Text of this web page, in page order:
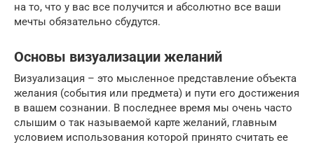
на то, что у вас все получится и абсолютно все ваши
мечты обязательно сбудутся.
Основы визуализации желаний
Визуализация – это мысленное представление объекта
желания (события или предмета) и пути его достижения
в вашем сознании. В последнее время мы очень часто
слышим о так называемой карте желаний, главным
условием использования которой принято считать ее